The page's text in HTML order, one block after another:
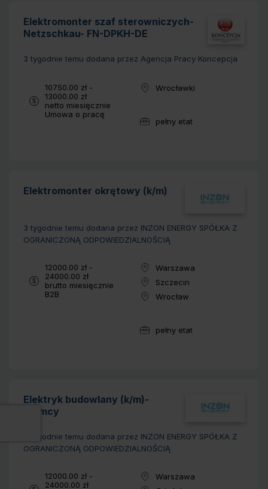
Elektromonter szaf sterowniczych-
Netzschkau- FN-DPKH-DE
3 tygodnie temu dodana przez Agencja Pracy Koncepcja
Wynagrodzenie:
10750.00 zł -
13000.00 zł
netto miesięcznie
Typ umowy:
Umowa o pracę
Lokalizacja:
Wrocławki
Wymiar pracy:
pełny etat
Elektromonter okrętowy (k/m)
3 tygodnie temu dodana przez INZON ENERGY SPÓŁKA Z
OGRANICZONĄ ODPOWIEDZIALNOŚCIĄ
Wynagrodzenie:
12000.00 zł -
24000.00 zł
brutto miesięcznie
Typ umowy:
B2B
Lokalizacja:
Warszawa
Lokalizacja:
Szczecin
Lokalizacja:
Wrocław
Wymiar pracy:
pełny etat
Elektryk budowlany (k/m)-
Niemcy
3 tygodnie temu dodana przez INZON ENERGY SPÓŁKA Z
OGRANICZONĄ ODPOWIEDZIALNOŚCIĄ
Wynagrodzenie:
12000.00 zł -
24000.00 zł
Lokalizacja:
Warszawa